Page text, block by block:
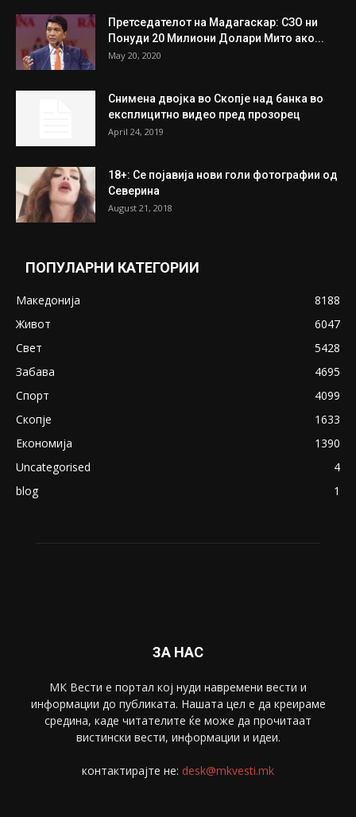
Претседателот на Мадагаскар: СЗО ни
Понуди 20 Милиони Долари Мито ако...
May 20, 2020
Снимена двојка во Скопје над банка во
експлицитно видео пред прозорец
April 24, 2019
18+: Се појавија нови голи фотографии од
Северина
August 21, 2018
ПОПУЛАРНИ КАТЕГОРИИ
Македонија
8188
Живот
6047
Свет
5428
Забава
4695
Спорт
4099
Скопје
1633
Економија
1390
Uncategorised
4
blog
1
ЗА НАС
МК Вести е портал коj нуди навремени вести и
информации до публиката. Нашата цел е да креираме
средина, каде читателите ќе може да прочитаат
вистински вести, информации и идеи.
контактирајте не: desk@mkvesti.mk